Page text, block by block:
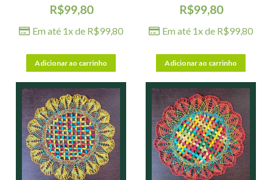
R$99,80
Em até 1x de R$99,80
Adicionar ao carrinho
R$99,80
Em até 1x de R$99,80
Adicionar ao carrinho